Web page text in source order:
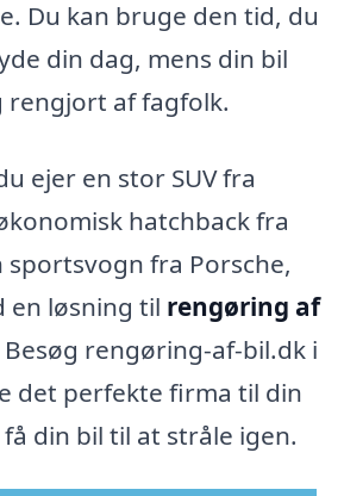
Du kan bruge den tid, du
din dag, mens din bil
rengjort af fagfolk.
ejer en stor SUV fra
hatchback fra
sportsvogn fra Porsche,
en løsning til rengøring af
Besøg rengøring-af-bil.dk i
det perfekte firma til din
din bil til at stråle igen.